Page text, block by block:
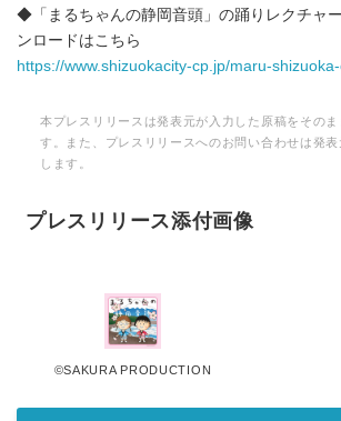
◆「まるちゃんの静岡音頭」の踊りレクチャ
ンロードはこちら
https://www.shizuokacity-cp.jp/maru-
本プレスリリースは発表元が入力した原稿をそのま
す。また、プレスリリースへのお問い合わせは発
します。
プレスリリース添付画像
©SAKURA PRODUCTION